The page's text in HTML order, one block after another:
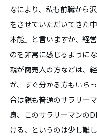
なにより、私も前職から
をさせていただいてきた
本能』と言いますか、経
のを非常に感じるようにな
親が商売人の方などは、
が、すぐ分かる方もいら
合は親も普通のサラリー
身、このサラリーマンの
ける、というのは少し難